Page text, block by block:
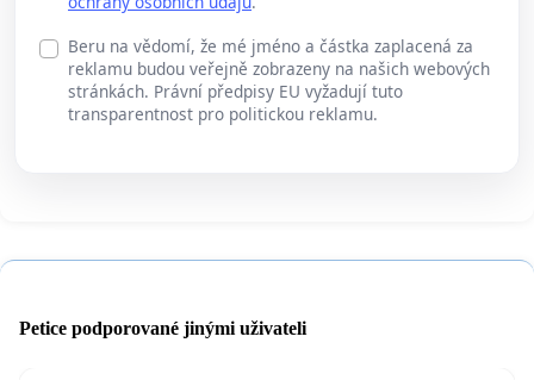
Beru na vědomí, že mé jméno a částka zaplacená za
reklamu budou veřejně zobrazeny na našich webových
stránkách. Právní předpisy EU vyžadují tuto
transparentnost pro politickou reklamu.
Petice podporované jinými uživateli